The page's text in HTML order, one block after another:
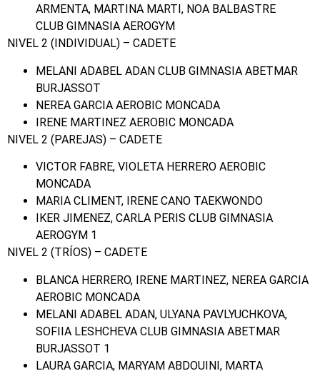
ARMENTA, MARTINA MARTI, NOA BALBASTRE
CLUB GIMNASIA AEROGYM
NIVEL 2 (INDIVIDUAL) – CADETE
MELANI ADABEL ADAN CLUB GIMNASIA ABETMAR
BURJASSOT
NEREA GARCIA AEROBIC MONCADA
IRENE MARTINEZ AEROBIC MONCADA
NIVEL 2 (PAREJAS) – CADETE
VICTOR FABRE, VIOLETA HERRERO AEROBIC
MONCADA
MARIA CLIMENT, IRENE CANO TAEKWONDO
IKER JIMENEZ, CARLA PERIS CLUB GIMNASIA
AEROGYM 1
NIVEL 2 (TRÍOS) – CADETE
BLANCA HERRERO, IRENE MARTINEZ, NEREA GARCIA
AEROBIC MONCADA
MELANI ADABEL ADAN, ULYANA PAVLYUCHKOVA,
SOFIIA LESHCHEVA CLUB GIMNASIA ABETMAR
BURJASSOT 1
LAURA GARCIA, MARYAM ABDOUINI, MARTA